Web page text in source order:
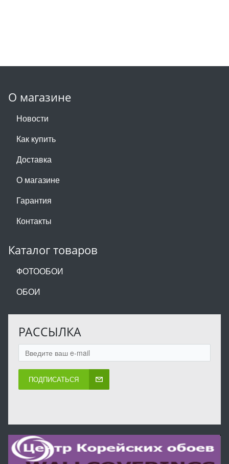
О магазине
Новости
Как купить
Доставка
О магазине
Гарантия
Контакты
Каталог товаров
ФОТООБОИ
ОБОИ
РАССЫЛКА
ПОДПИСАТЬСЯ